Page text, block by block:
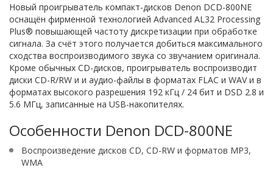
Новый проигрыватель компакт-дисков Denon DCD-800NE
оснащён фирменной технологией Advanced AL32 Processing
Plus® повышающей частоту дискретизации при обработке
сигнала. За счёт этого получается добиться максимального
сходства воспроизводимого звука со звучанием оригинала.
Кроме обычных CD-дисков, проигрыватель воспроизводит
диски CD-R/RW и и аудио-файлы в форматах FLAC и WAV и в
форматах высокого разрешения 192 кГц / 24 бит и DSD 2.8 и
5.6 МГц, записанные на USB-накопителях.
Особенности Denon DCD-800NE
Воспроизведение дисков CD, CD-RW и форматов MP3,
WMA